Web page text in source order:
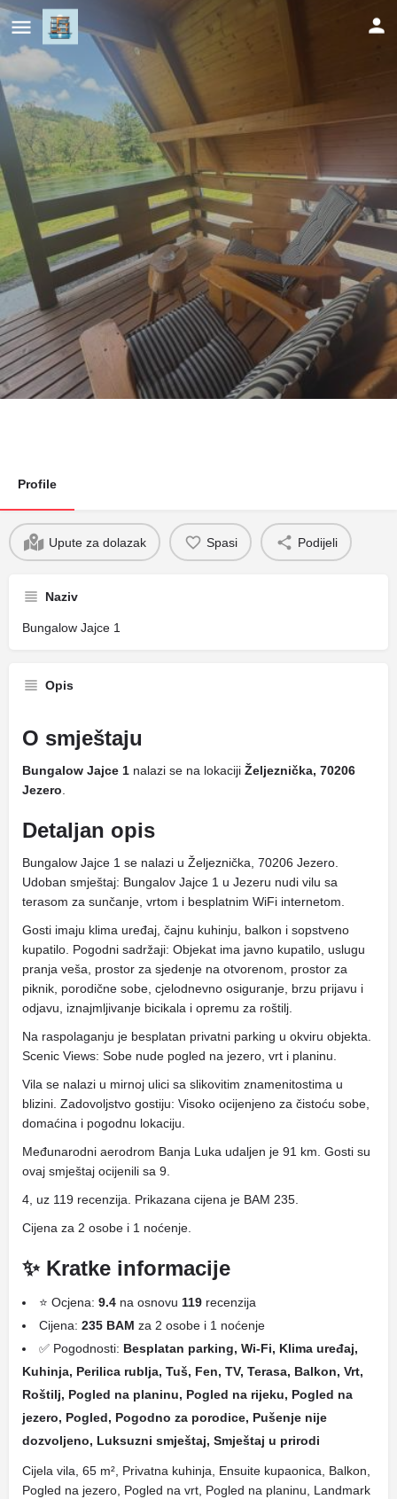
Bungalow Jajce 1
Profile
Upute za dolazak Spasi Podijeli
Naziv
Bungalow Jajce 1
Opis
O smještaju
Bungalow Jajce 1 nalazi se na lokaciji Željeznička, 70206
Jezero
Detaljan opis
Bungalow Jajce 1 se nalazi u Željeznička, 70206 Jezero.
Udoban smještaj: Bungalov Jajce 1 u Jezeru nudi vilu sa
terasom za sunčanje, vrtom i besplatnim WiFi internetom.
Gosti imaju klima uređaj, čajnu kuhinju, balkon i sopstveno
kupatilo. Pogodni sadržaji: Objekat ima javno kupatilo, uslugu
pranja veša, prostor za sjedenje na otvorenom, prostor za
piknik, porodične sobe, cjelodnevno osiguranje, brzu prijavu i
odjavu, iznajmljivanje bicikala i opremu za roštilj.
Na raspolaganju je besplatan privatni parking u okviru objekta.
Scenic Views: Sobe nude pogled na jezero, vrt i planinu.
Vila se nalazi u mirnoj ulici sa slikovitim znamenitostima u
blizini. Zadovoljstvo gostiju: Visoko ocijenjeno za čistoću sobe,
domaćina i pogodnu lokaciju.
Međunarodni aerodrom Banja Luka udaljen je 91 km. Gosti su
ovaj smještaj ocijenili sa 9.
4, uz 119 recenzija. Prikazana cijena je BAM 235.
Cijena za 2 osobe i 1 noćenje.
✨ Kratke informacije
⭐ Ocjena: 9.4 na osnovu 119 recenzija
Cijena: 235 BAM za 2 osobe i 1 noćenje
✅ Pogodnosti: Besplatan parking, Wi-Fi, Klima uređaj,
Kuhinja, Perilica rublja, Tuš, Fen, TV, Terasa, Balkon, Vrt,
Roštilj, Pogled na planinu, Pogled na rijeku, Pogled na
jezero, Pogled, Pogodno za porodice, Pušenje nije
dozvoljeno, Luksuzni smještaj, Smještaj u prirodi
Cijela vila, 65 m², Privatna kuhinja, Ensuite kupaonica, Balkon,
Pogled na jezero, Pogled na vrt, Pogled na planinu, Landmark